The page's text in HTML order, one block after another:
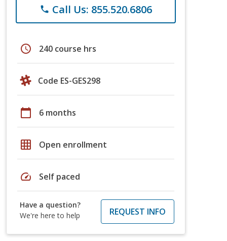
phone Call Us: 855.520.6806
schedule 240 course hrs
Code ES-GES298
calendar_today 6 months
grid_on Open enrollment
speed Self paced
Have a question?
We're here to help
REQUEST INFO